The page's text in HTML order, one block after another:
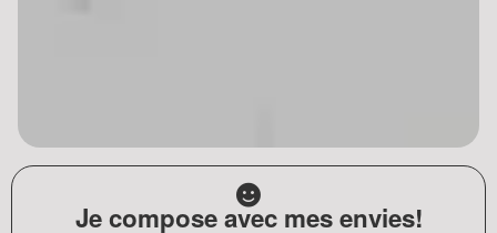
Je compose avec mes envies!